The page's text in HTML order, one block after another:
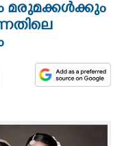
മരുമക്കൾക്കും